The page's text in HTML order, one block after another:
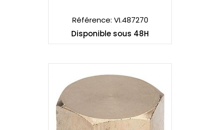
Référence: VI.487270
Disponible sous 48H